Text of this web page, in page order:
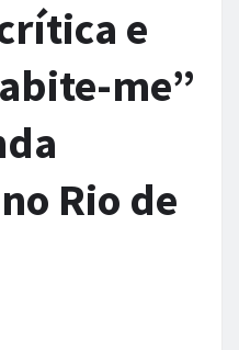
e
me”
Rio de